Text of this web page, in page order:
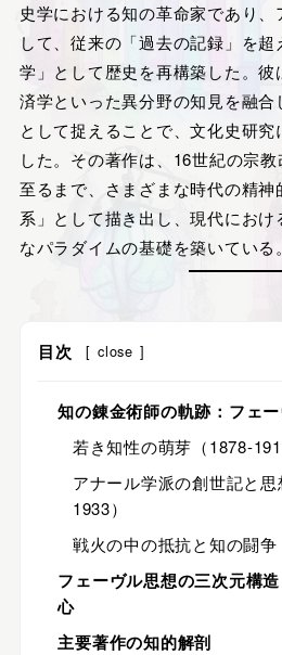
史学における知の革命家であり
して、従来の「過去の記録」を
学」として歴史を再構築した。
済学といった異分野の知見を融合
として捉えることで、文化史研
した。その著作は、16世紀の宗
至るまで、さまざまな時代の精
系」として描き出し、現代にお
なパラダイムの基礎を築いている。
目次 [ close ]
知の錬金術師の軌跡：フェ
若き知性の萌芽（1878-
アナール学派の創世記と
1933）
戦火の中の抵抗と知の闘争
フェーヴル思想の三次元構
心
主要著作の知的解剖